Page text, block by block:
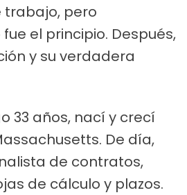
pero
el principio. Después,
y su verdadera
33 años, nací y crecí
De día,
de contratos,
de cálculo y plazos.